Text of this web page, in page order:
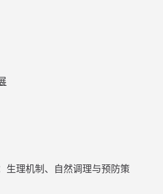
生理机制、自然调理与预防策